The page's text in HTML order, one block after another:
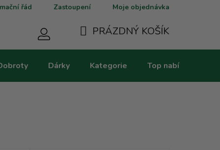
řád Zastoupení Moje objednávka
KOŠÍK
PRÁZDNÝ KOŠÍK
Dárky Kategorie Top nabídky